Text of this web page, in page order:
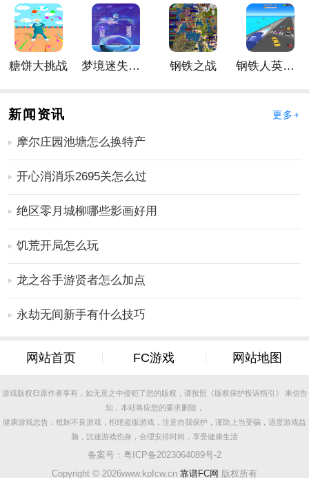
手游优势
1、睁大眼睛，在时限内找出差异，时间过得很快
2、如果你犯了一个错误，它会减少时间并增加手游的难
度，所以一定要准确
心设计了不同的测试
设计的细节和手游难度
1、提供了很多有趣的图片，让你在玩的时候可以欣赏到
各种可爱的图片
游旅程增加难度
3、高效的手游故事、精彩的故事和多种手游模式可供自
由选择
更多好玩实用的手游，请持续关注靠谱FC网
糖饼大挑战 梦境迷失星辰 钢铁之战 钢铁人英雄3D
新闻资讯 更多+
摩尔庄园池塘怎么换特产
开心消消乐2695关怎么过
绝区零月城柳哪些影画好用
饥荒开局怎么玩
龙之谷手游贤者怎么加点
永劫无间新手有什么技巧
网站首页 FC游戏 网站地图
游戏版权归原作者享有，如无意之中侵犯了您的版权，请按照《版权保护投诉指引》 来信告
知，本站将应您的要求删除，
健康游戏忠告：抵制不良游戏，拒绝盗版游戏，注意自我保护，谨防上当受骗，适度游戏益
脑，沉迷游戏伤身，合理安排时间，享受健康生活
备案号： 粤ICP备2023064089号-2
Copyright © 2026www.kpfcw.cn 靠谱FC网 版权所有